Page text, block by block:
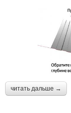
читать дальше →